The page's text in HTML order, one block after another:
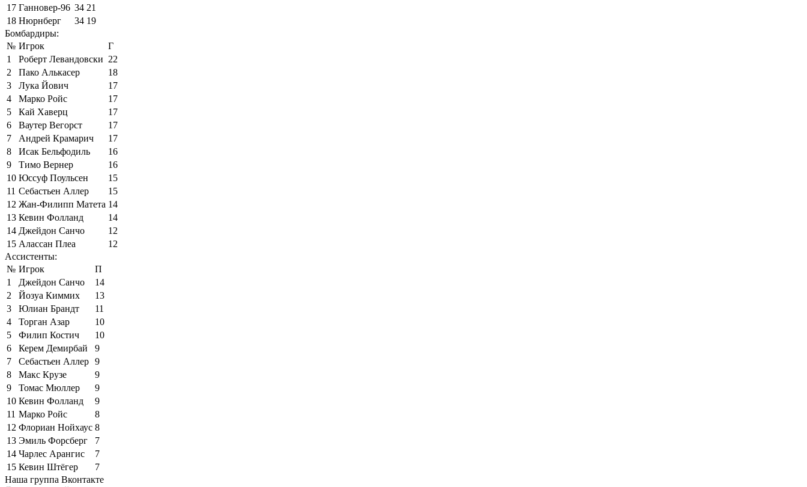
17 Ганновер-96 34 21
18 Нюрнберг 34 19
Бомбардиры:
№ Игрок
Г
1
Роберт Левандовски 22
2
Пако Алькасер
18
3
Лука Йович
17
4
Марко Ройс
17
5
Кай Хаверц
17
6
Ваутер Вегорст
17
7
Андрей Крамарич
17
8
Исак Бельфодиль
16
9
Тимо Вернер
16
10 Юссуф Поульсен
15
11 Себастьен Аллер
15
12 Жан-Филипп Матета 14
13 Кевин Фолланд
14
14 Джейдон Санчо
12
15 Алассан Плеа
12
Ассистенты:
№ Игрок
П
1
Джейдон Санчо
14
2
Йозуа Киммих
13
3
Юлиан Брандт
11
4
Торган Азар
10
5
Филип Костич
10
6
Керем Демирбай
9
7
Себастьен Аллер 9
8
Макс Крузе
9
9
Томас Мюллер
9
10 Кевин Фолланд
9
11 Марко Ройс
8
12 Флориан Нойхаус 8
13 Эмиль Форсберг
7
14 Чарлес Арангис
7
15 Кевин Штёгер
7
Наша группа Вконтакте